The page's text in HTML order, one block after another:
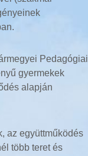
Pedagógiai
gyermekek
alapján
az együttműködés
több teret és